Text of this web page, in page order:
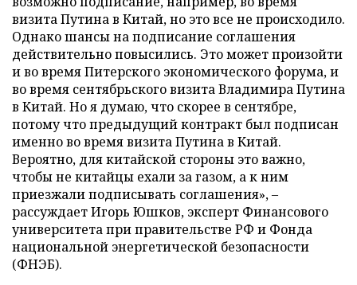
визита Путина в Китай, но это все не происходило.
Однако шансы на подписание соглашения
действительно повысились. Это может произойти
и во время Питерского экономического форума, и
во время сентябрьского визита Владимира Путина
в Китай. Но я думаю, что скорее в сентябре,
потому что предыдущий контракт был подписан
именно во время визита Путина в Китай.
Вероятно, для китайской стороны это важно,
чтобы не китайцы ехали за газом, а к ним
приезжали подписывать соглашения», –
рассуждает Игорь Юшков, эксперт Финансового
университета при правительстве РФ и Фонда
национальной энергетической безопасности
(ФНЭБ).